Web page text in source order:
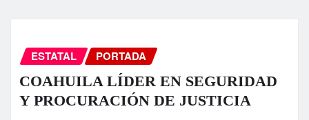
ESTATAL PORTADA
COAHUILA LÍDER EN SEGURIDAD
Y PROCURACIÓN DE JUSTICIA